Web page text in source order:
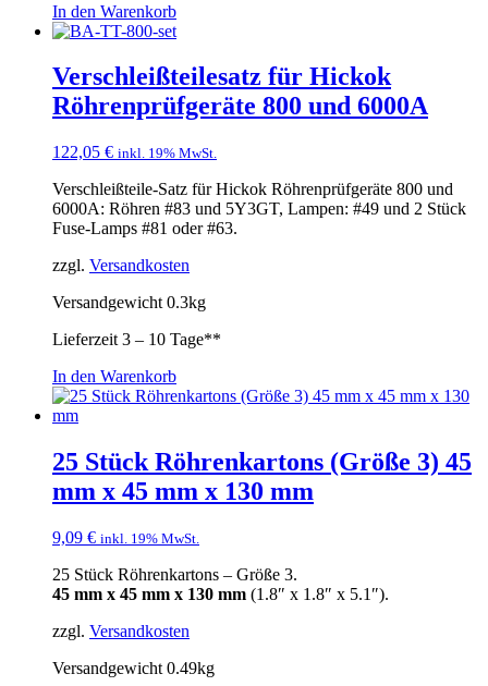
In den Warenkorb
Verschleißteilesatz für Hickok
Röhrenprüfgeräte 800 und 6000A
122,05 € inkl. 19% MwSt.
Verschleißteile-Satz für Hickok Röhrenprüfgeräte 800 und
6000A: Röhren #83 und 5Y3GT, Lampen: #49 und 2 Stück
Fuse-Lamps #81 oder #63.
zzgl. Versandkosten
Versandgewicht 0.3kg
Lieferzeit 3 – 10 Tage**
In den Warenkorb
25 Stück Röhrenkartons (Größe 3) 45
mm x 45 mm x 130 mm
9,09 € inkl. 19% MwSt.
25 Stück Röhrenkartons – Größe 3.
45 mm x 45 mm x 130 mm (1.8″ x 1.8″ x 5.1″).
zzgl. Versandkosten
Versandgewicht 0.49kg